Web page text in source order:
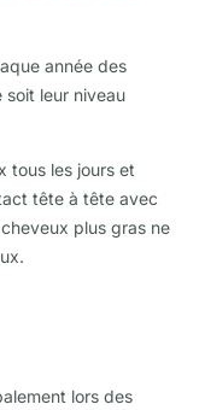
année des
soit leur niveau
tous les jours et
tête à tête avec
plus gras ne
lors des